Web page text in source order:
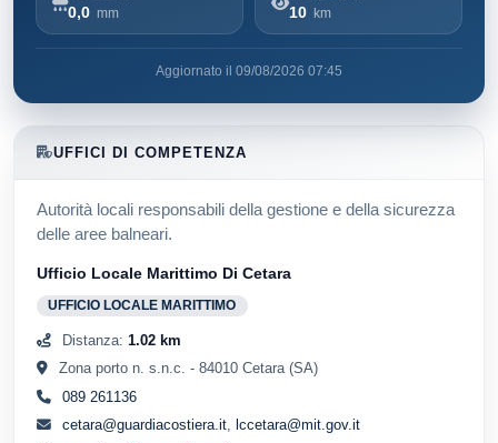
0,0 mm 10 km
Aggiornato il 09/08/2026 07:45
UFFICI DI COMPETENZA
Autorità locali responsabili della gestione e della sicurezza
delle aree balneari.
Ufficio Locale Marittimo Di Cetara
UFFICIO LOCALE MARITTIMO
Distanza: 1.02 km
Zona porto n. s.n.c. - 84010 Cetara (SA)
089 261136
cetara@guardiacostiera.it, lccetara@mit.gov.it